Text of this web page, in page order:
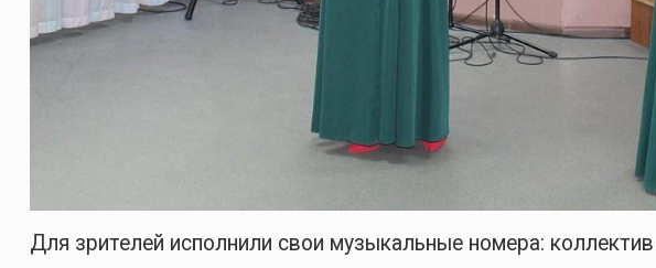
Для зрителей исполнили свои музыкальные номера: